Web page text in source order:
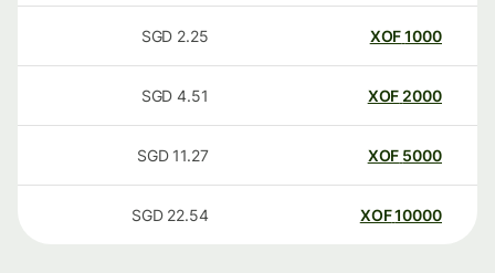
1000
XOF
2.25
SGD
2000
XOF
4.51
SGD
5000
XOF
11.27
SGD
10000
XOF
22.54
SGD